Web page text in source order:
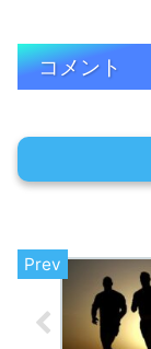
コメント